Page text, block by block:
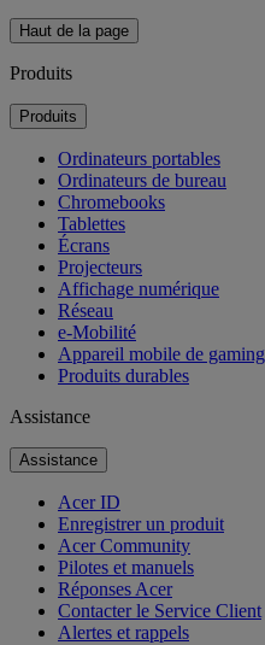
Haut de la page
Produits
Produits
Ordinateurs portables
Ordinateurs de bureau
Chromebooks
Tablettes
Écrans
Projecteurs
Affichage numérique
Réseau
e-Mobilité
Appareil mobile de gaming
Produits durables
Assistance
Assistance
Acer ID
Enregistrer un produit
Acer Community
Pilotes et manuels
Réponses Acer
Contacter le Service Client
Alertes et rappels